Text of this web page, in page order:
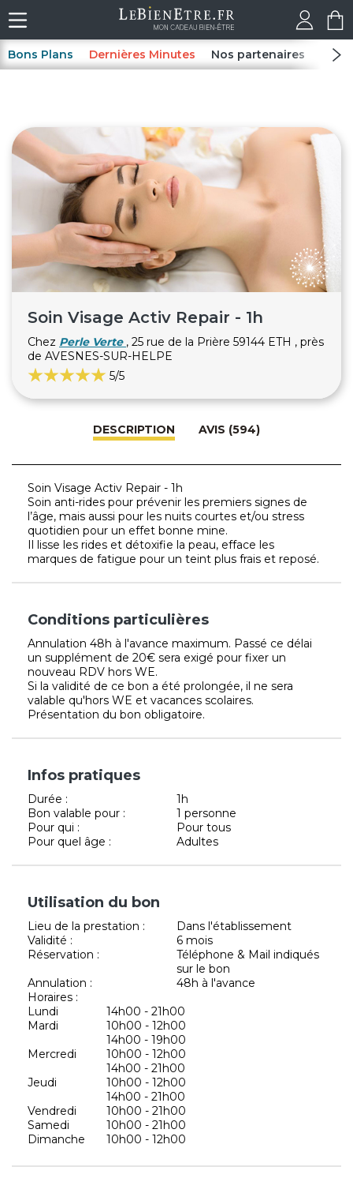
Bons Plans Dernières Minutes Nos partenaires Spas
Soin Visage Activ Repair - 1h
Chez Perle Verte , 25 rue de la Prière 59144 ETH , près
de AVESNES-SUR-HELPE
5/5
DESCRIPTION AVIS (594)
Soin Visage Activ Repair - 1h
Soin anti-rides pour prévenir les premiers signes de
l’âge, mais aussi pour les nuits courtes et/ou stress
quotidien pour un effet bonne mine.
Il lisse les rides et détoxifie la peau, efface les
marques de fatigue pour un teint plus frais et reposé.
Conditions particulières
Annulation 48h à l'avance maximum. Passé ce délai
un supplément de 20€ sera exigé pour fixer un
nouveau RDV hors WE.
Si la validité de ce bon a été prolongée, il ne sera
valable qu'hors WE et vacances scolaires.
Présentation du bon obligatoire.
Infos pratiques
Durée :
1h
Bon valable pour :
1 personne
Pour qui :
Pour tous
Pour quel âge :
Adultes
Utilisation du bon
Lieu de la prestation :
Dans l'établissement
Validité :
6 mois
Réservation :
Téléphone & Mail indiqués
sur le bon
Annulation :
48h à l'avance
Horaires :
Lundi
14h00 - 21h00
Mardi
10h00 - 12h00
14h00 - 19h00
Mercredi
10h00 - 12h00
14h00 - 21h00
Jeudi
10h00 - 12h00
14h00 - 21h00
Vendredi
10h00 - 21h00
Samedi
10h00 - 21h00
Dimanche
10h00 - 12h00